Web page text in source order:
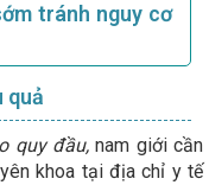
tránh nguy cơ
quả
quy đầu, nam giới cần
khoa tại địa chỉ y tế